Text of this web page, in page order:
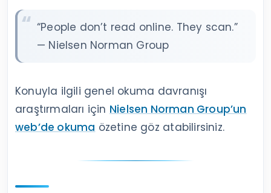
“People don’t read online. They scan.”
— Nielsen Norman Group
Konuyla ilgili genel okuma davranışı
araştırmaları için Nielsen Norman Group’un
web’de okuma özetine göz atabilirsiniz.